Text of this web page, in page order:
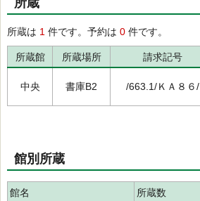
所蔵
所蔵は 1 件です。予約は 0 件です。
所蔵館 所蔵場所 請求記号
中央 書庫B2 /663.1/ＫＡ８６/
館別所蔵
館名 所蔵数